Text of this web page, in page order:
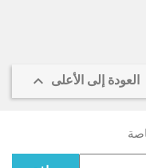
العودة إلى الأعلى 